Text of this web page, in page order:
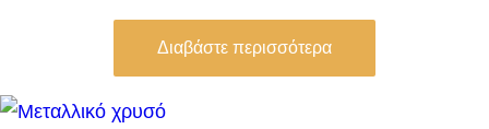
Διαβάστε περισσότερα